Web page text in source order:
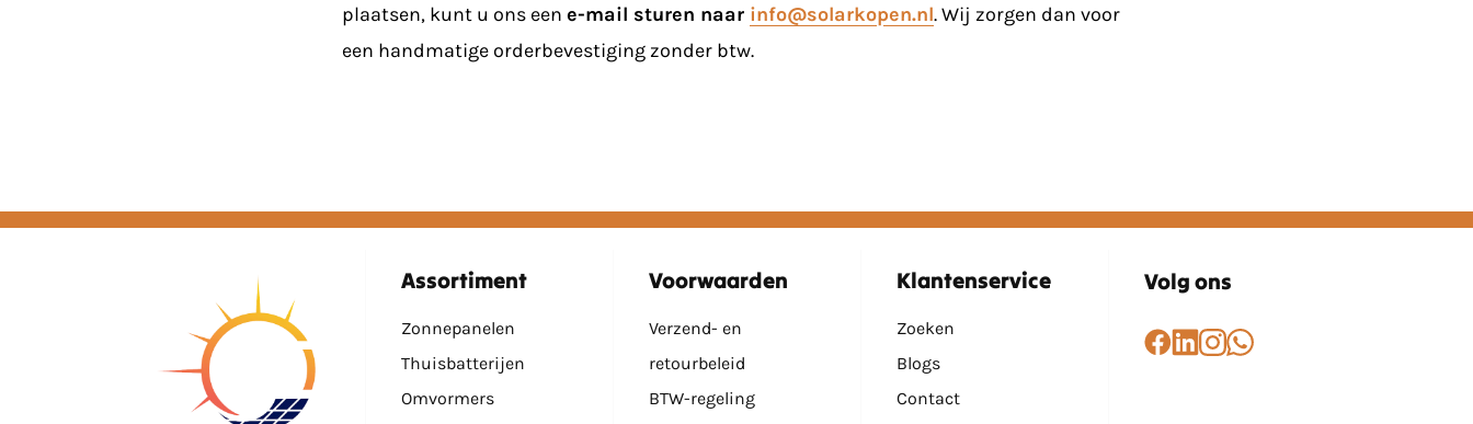
plaatsen, kunt u ons een e-mail sturen naar info@solarkopen.nl. Wij zorgen dan voor
een handmatige orderbevestiging zonder btw.
Assortiment
Zonnepanelen
Thuisbatterijen
Omvormers
Voorwaarden
Verzend- en
retourbeleid
BTW-regeling
Klantenservice
Zoeken
Blogs
Contact
Volg ons